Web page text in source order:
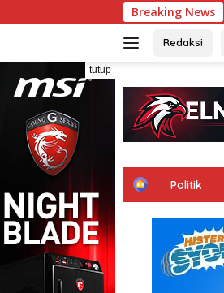
ke
Breaking News
Redaksi
tutup
H
Politik